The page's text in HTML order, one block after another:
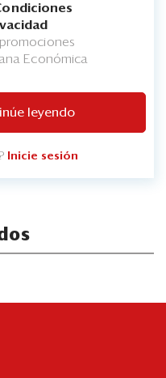
Económica
leyendo
Inicie sesión